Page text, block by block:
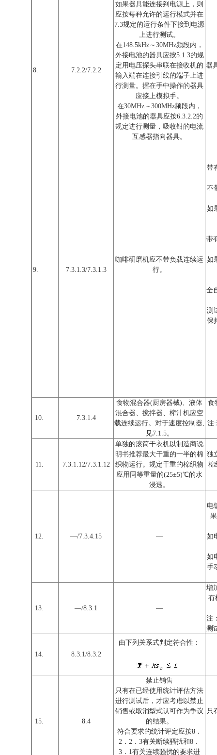
8. 7.2.2/7.2.2
如果器具能连接到电源上，则
应按每种允许的运行模式并在
7.3规定的运行条件下接到电源
上进行测试。
在148.5kHz～30MHz频段内，
外接电池的器具应按5.1.3的规
定用电压探头串联在接收机的
输入端在连接引线的端子上进
行测量。握在手中操作的器具
应接上模拟手。
在30MHz～300MHz频段内，
外接电池的器具应按6.3.2.2的
规定进行测量，吸收钳的电流
互感器指向器具。
器
9. 7.3.1.3/7.3.1.3
咖啡研磨机应不带负载连续运
行。
带
不
如
带
如
全
测
保
10. 7.3.1.4
食物混合器(厨房器械)、液体
混合器、搅拌器、榨汁机应空
载连续运行。对于速度控制器,
见7.1.5。
食
注
11. 7.3.1.12/7.3.1.12
单独的滚筒干衣机以制造商说
明书推荐最大干重的一半的棉
织物运行。规定干重的棉织物
应用同等重量的(25±5)℃的水
浸透。
独
棉
12. —/7.3.4.15 —
电
如
如
手
13. —/8.3.1 —
增
有
注
测
14. 8.3.1/8.3.2
由下列关系式判定符合性：
15. 8.4
禁止销售
只有在已经使用统计评估方法
进行测试后，才应考虑以禁止
销售或取消型式认可作为争议
的结果。
符合要求的统计评定应按8．
2．2．3有关断续骚扰和8．
3．1有关连续骚扰的要求进
只